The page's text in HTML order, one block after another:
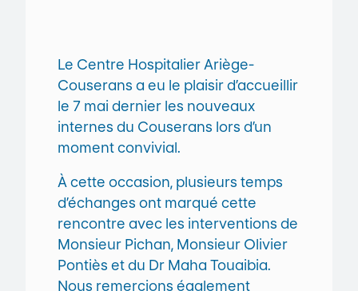
Le Centre Hospitalier Ariège-
Couserans a eu le plaisir d’accueillir
le 7 mai dernier les nouveaux
internes du Couserans lors d’un
moment convivial.
À cette occasion, plusieurs temps
d’échanges ont marqué cette
rencontre avec les interventions de
Monsieur Pichan, Monsieur Olivier
Pontiès et du Dr Maha Touaibia.
Nous remercions également